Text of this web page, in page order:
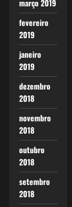
março 2019
fevereiro
2019
janeiro
2019
dezembro
2018
novembro
2018
outubro
2018
setembro
2018